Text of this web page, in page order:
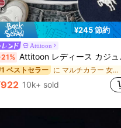
¥245 節約
Attitoon
Attitoon レディース カジュアル コントラストカラー ポロカラー 半袖Tシャツ、デイリーウェア
ベストセラー
り切れ間近！
ベストセラー に マルチカラー 女性用Tシャツ
り切れ間近！
ベストセラー に マルチカラー 女性用Tシャツ
り切れ間近！
ベストセラー に マルチカラー 女性用Tシャツ
り切れ間近！
10k+ sold